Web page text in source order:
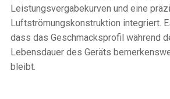
Leistungsvergabekurven und eine
Luftströmungskonstruktion integriert.
dass das Geschmacksprofil während
Lebensdauer des Geräts
bleibt.